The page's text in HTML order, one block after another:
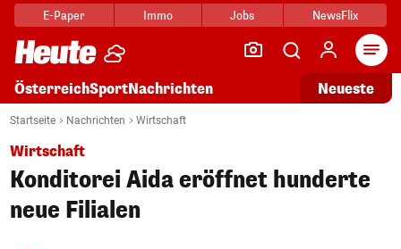
E-Paper Immo Jobs NewsFlix
ÖsterreichSportNachrichten Neueste
Startseite Nachrichten Wirtschaft
Wirtschaft
Konditorei Aida eröffnet hunderte
neue Filialen